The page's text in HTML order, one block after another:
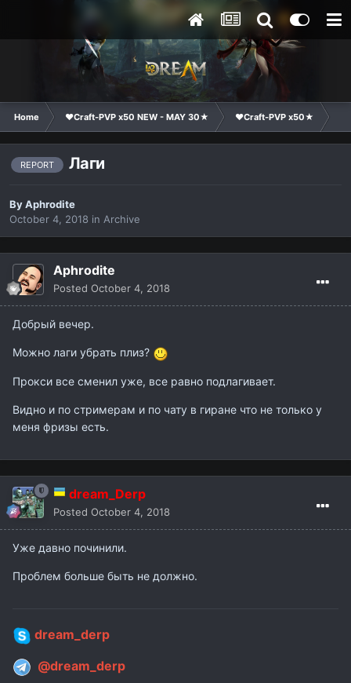
Home ❤Craft-PVP x50 NEW - MAY 30★ ❤Craft-PVP x50★
REPORT Лаги
ByAphrodite
October 4, 2018 in Archive
Aphrodite
Posted October 4, 2018
Добрый вечер.
Можно лаги убрать плиз?
Прокси все сменил уже, все равно подлагивает.
Видно и по стримерам и по чату в гиране что не только у
меня фризы есть.
dream_Derp
Posted October 4, 2018
Уже давно починили.
Проблем больше быть не должно.
dream_derp
@dream_derp